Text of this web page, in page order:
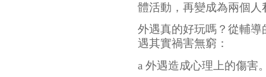
體活動，再變成為兩個
外遇真的好玩嗎？從輔
遇其實禍害無窮：
a 外遇造成心理上的傷害